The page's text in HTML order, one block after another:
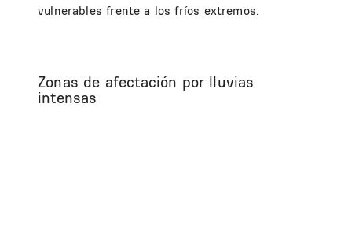
vulnerables frente a los fríos extremos.
Zonas de afectación por lluvias
intensas